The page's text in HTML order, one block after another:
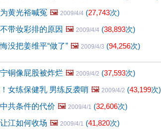
黄光裕喊冤 🖼️ 2009/4/4 (27,743次)
带妆彩排的原因 🖼️ 2009/4/4 (38,893次)
没把姜维平“做了” 🖼️ 2009/4/3 (94,256次)
铜像屁股被炸烂 🖼️ 2009/4/2 (37,593次)
女练保健乳 男练反袭哨 🖼️ 2009/4/2 (43,199次)
共条件的代价 🖼️ 2009/4/1 (32,606次)
江如何收场 🖼️ 2009/4/1 (41,820次)